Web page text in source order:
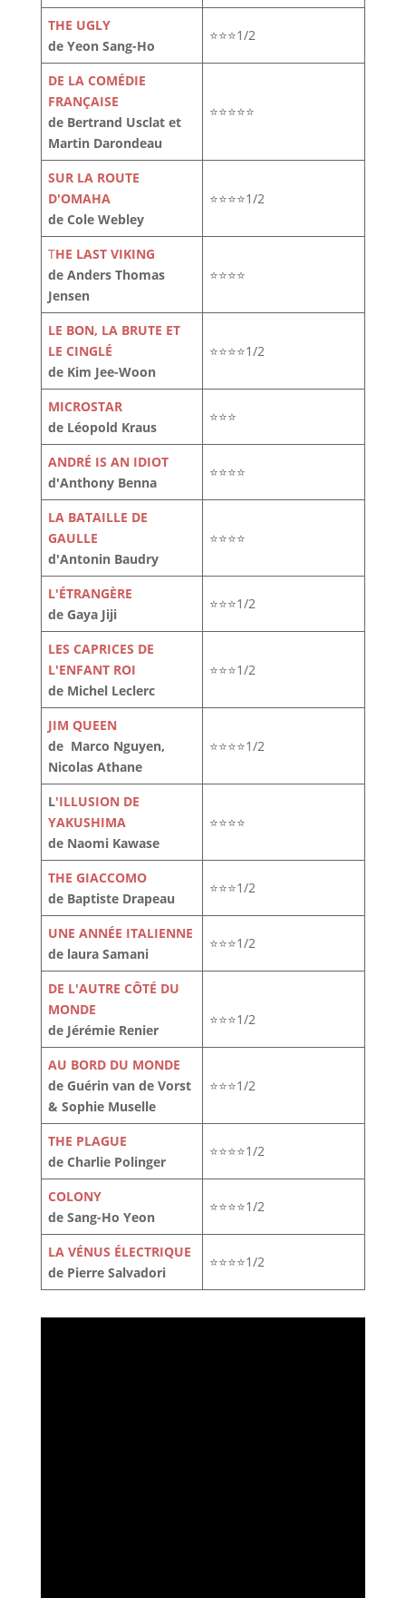
THE UGLY
de Yeon Sang-Ho
⭐⭐⭐1/2
DE LA COMÉDIE
FRANÇAISE
de Bertrand Usclat et
Martin Darondeau
⭐⭐⭐⭐⭐
SUR LA ROUTE
D'OMAHA
de Cole Webley
⭐⭐⭐⭐1/2
THE LAST VIKING
de Anders Thomas
Jensen
⭐⭐⭐⭐
LE BON, LA BRUTE ET
LE CINGLÉ
de Kim Jee-Woon
⭐⭐⭐⭐1/2
MICROSTAR
de Léopold Kraus
⭐⭐⭐
ANDRÉ IS AN IDIOT
d'Anthony Benna
⭐⭐⭐⭐
LA BATAILLE DE
GAULLE
d'Antonin Baudry
⭐⭐⭐⭐
L'ÉTRANGÈRE
de Gaya Jiji
⭐⭐⭐1/2
LES CAPRICES DE
L'ENFANT ROI
de Michel Leclerc
⭐⭐⭐1/2
JIM QUEEN
de Marco Nguyen,
Nicolas Athane
⭐⭐⭐⭐1/2
L'ILLUSION DE
YAKUSHIMA
de Naomi Kawase
⭐⭐⭐⭐
THE GIACCOMO
de Baptiste Drapeau
⭐⭐⭐1/2
UNE ANNÉE ITALIENNE
de laura Samani
⭐⭐⭐1/2
DE L'AUTRE CÔTÉ DU
MONDE
de Jérémie Renier
⭐⭐⭐1/2
AU BORD DU MONDE
de Guérin van de Vorst
& Sophie Muselle
⭐⭐⭐1/2
THE PLAGUE
de Charlie Polinger
⭐⭐⭐⭐1/2
COLONY
de Sang-Ho Yeon
⭐⭐⭐⭐1/2
LA VÉNUS ÉLECTRIQUE
de Pierre Salvadori
⭐⭐⭐⭐1/2